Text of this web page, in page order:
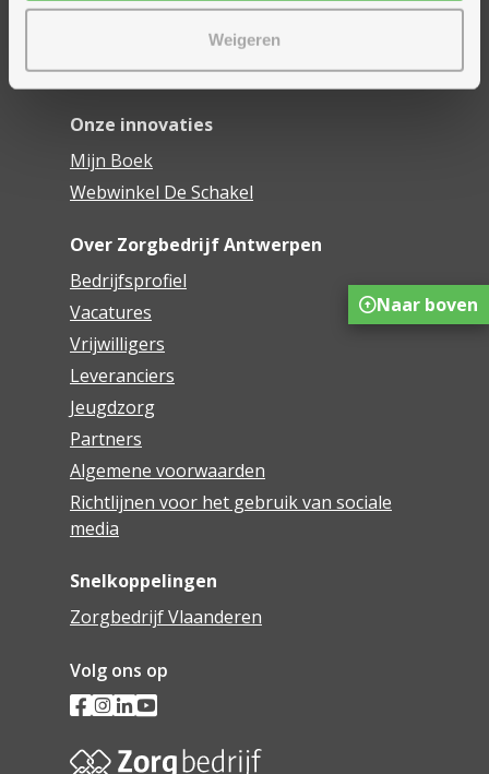
Weigeren
Woonzorgcentra
Financieel comfort
Mijn Zorgbedrijf
Onze innovaties
Mijn Boek
Webwinkel De Schakel
Over Zorgbedrijf Antwerpen
Bedrijfsprofiel
Vacatures
Vrijwilligers
Leveranciers
Jeugdzorg
Partners
Algemene voorwaarden
Richtlijnen voor het gebruik van sociale
media
Snelkoppelingen
Zorgbedrijf Vlaanderen
Volg ons op
Naar boven